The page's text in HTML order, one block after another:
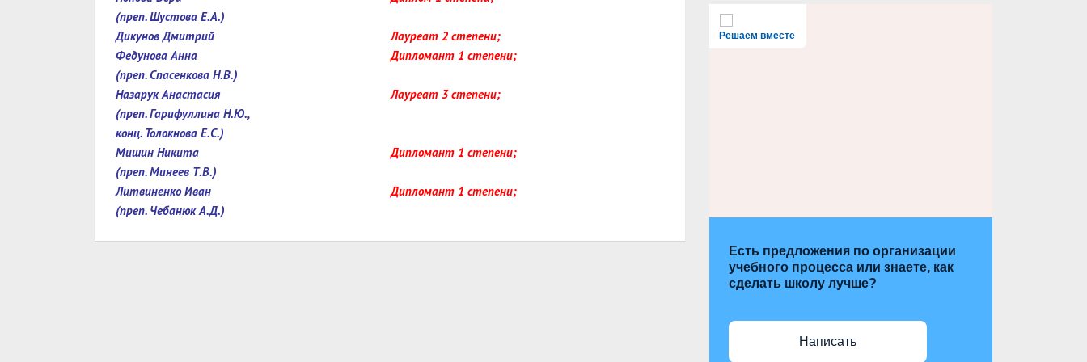
(преп. Шустова Е.А.)
Дикунов Дмитрий
Лауреат 2 степени;
Федунова Анна
Дипломант 1 степени;
(преп. Спасенкова Н.В.)
Назарук Анастасия
Лауреат 3 степени;
(преп. Гарифуллина Н.Ю.,
конц. Толокнова Е.С.)
Мишин Никита
Дипломант 1 степени;
(преп. Минеев Т.В.)
Литвиненко Иван
Дипломант 1 степени;
(преп. Чебанюк А.Д.)
Решаем вместе
Есть предложения по организации
учебного процесса или знаете, как
сделать школу лучше?
Написать